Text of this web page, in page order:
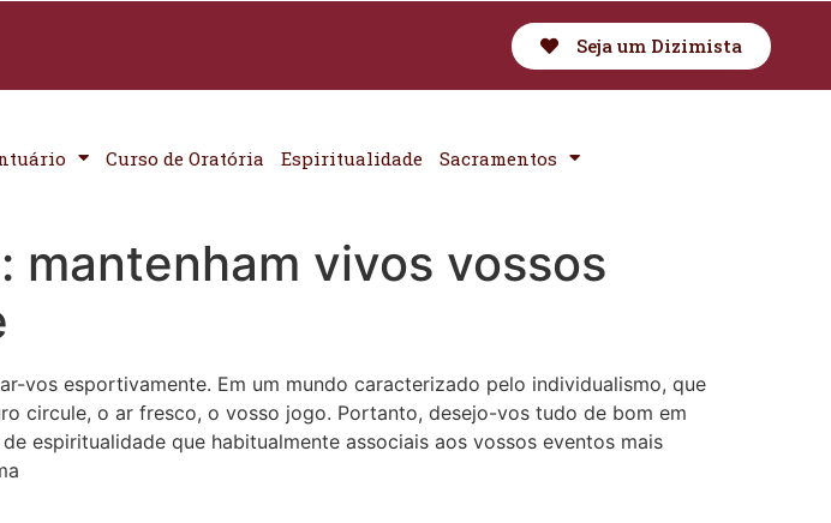
Seja um Dizimista
Curso de Oratória Espiritualidade Sacramentos
mantenham vivos vossos
vos esportivamente. Em um mundo caracterizado pelo individualismo, que
circule, o ar fresco, o vosso jogo. Portanto, desejo-vos tudo de bom em
espiritualidade que habitualmente associais aos vossos eventos mais